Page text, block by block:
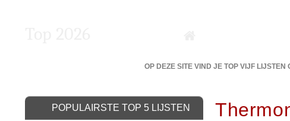
OP DEZE SITE VIND JE TOP VIJF LIJSTEN
POPULAIRSTE TOP 5 LIJSTEN